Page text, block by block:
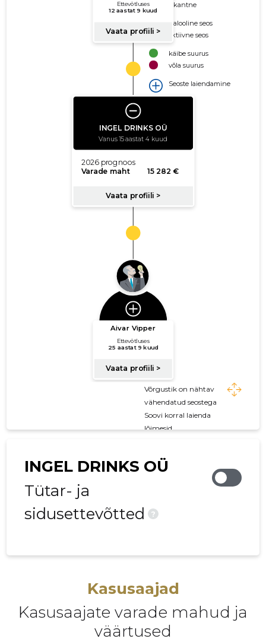
Riskantne
Ajalooline seos
Aktiivne seos
käibe suurus
võla suurus
Seoste laiendamine
Võrgustik on nähtav
vähendatud seostega
Soovi korral laienda
lõimesid
INGEL DRINKS OÜ
Tütar- ja
sidusettevõtted
?
Kasusaajad
Kasusaajate varade mahud ja
väärtused